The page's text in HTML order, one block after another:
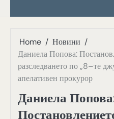
Home
Новини
Даниела Попова:
разследването по „8–те
апелативен прокурор
Даниела